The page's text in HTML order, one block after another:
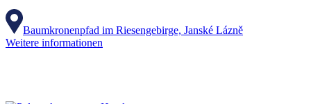
Baumkronenpfad im Riesengebirge, Janské Lázně
Weitere informationen